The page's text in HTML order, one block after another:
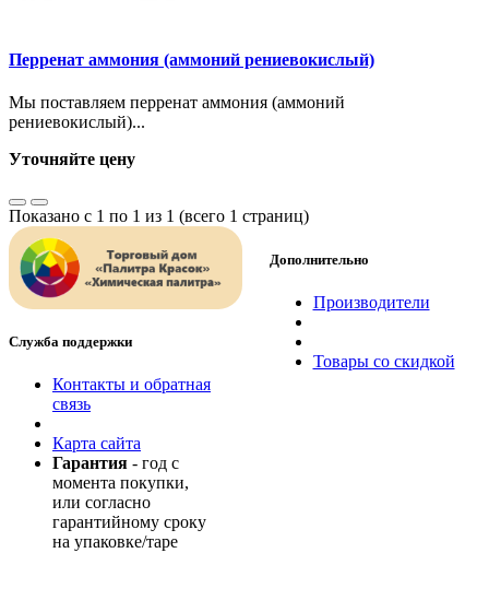
Перренат аммония (аммоний рениевокислый)
Мы поставляем перренат аммония (аммоний
рениевокислый)...
Уточняйте цену
Показано с 1 по 1 из 1 (всего 1 страниц)
Служба поддержки
Контакты и обратная
связь
Карта сайта
Гарантия - год с
момента покупки,
или согласно
гарантийному сроку
на упаковке/таре
Дополнительно
Производители
Товары со скидкой